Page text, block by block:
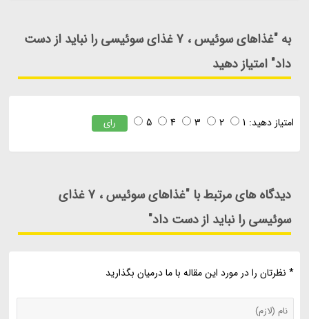
به "غذاهای سوئیس ، 7 غذای سوئیسی را نباید از دست
داد" امتیاز دهید
امتیاز دهید: 1
2
3
4
5 رای
دیدگاه های مرتبط با "غذاهای سوئیس ، 7 غذای
سوئیسی را نباید از دست داد"
* نظرتان را در مورد این مقاله با ما درمیان بگذارید